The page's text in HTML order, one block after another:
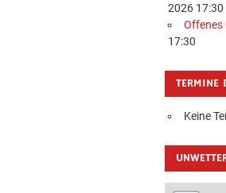
2026 17:30
Offenes
17:30
TERMINE
Keine